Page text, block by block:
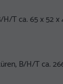
T ca. 65 x 52 x
B/H/T ca.